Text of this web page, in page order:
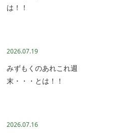
は！！
2026.07.19
みずもくのあれこれ週
末・・・とは！！
2026.07.16